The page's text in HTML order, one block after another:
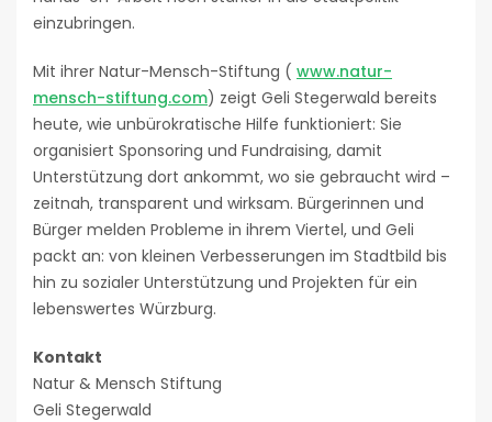
einzubringen.
Mit ihrer Natur-Mensch-Stiftung ( www.natur-
mensch-stiftung.com) zeigt Geli Stegerwald bereits
heute, wie unbürokratische Hilfe funktioniert: Sie
organisiert Sponsoring und Fundraising, damit
Unterstützung dort ankommt, wo sie gebraucht wird –
zeitnah, transparent und wirksam. Bürgerinnen und
Bürger melden Probleme in ihrem Viertel, und Geli
packt an: von kleinen Verbesserungen im Stadtbild bis
hin zu sozialer Unterstützung und Projekten für ein
lebenswertes Würzburg.
Kontakt
Natur & Mensch Stiftung
Geli Stegerwald